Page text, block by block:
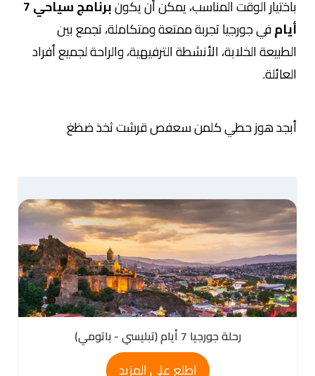
باختيار الوقت المناسب، يمكن أن يكون
برنامج سياحي 7
أيامفي جورجيا تجربة ممتعة ومتكاملة، تجمع بين
الطبيعة الخلابة، الأنشطة الترفيهية، والراحة لجميع أفراد
العائلة.
أبجد هوز حطي كلمن سعفص قرشت ثخذ ضظغ
رحلة جورجيا 7 أيام (تبليسي - باتومي)
اطلع على المزيد